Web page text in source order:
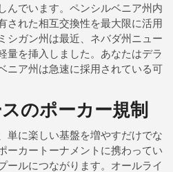
んでいます。ペンシルベニア州内
された相互交換性を最大限に活用
シガン州は最近、ネバダ州ニュー
量を挿入しました。あなたはデラ
ニア州は急速に採用されている可
のポーカー規制
単に楽しい基盤を増やすだけでな
ーカートーナメントに携わってい
ールにつながります。オールライ